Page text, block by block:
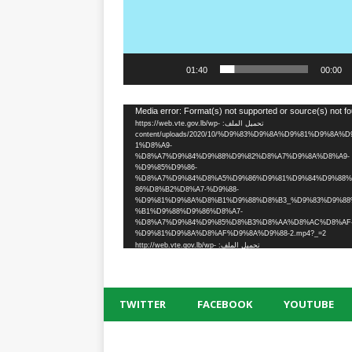
00:00
01:40
Media error: Format(s) not supported or source(s) not
تحميل الملف: https://web.vte.gov.lb/wp-
content/uploads/2020/10/
1%D8%A9-
%D8%A7%D9%84%D9%88%D9%82%D8%A7%D9%8A%D8%A9-
%D9%85%D9%86-
86%D8%B2%D8%A7-%D9%88-
%B1%D9%88%D9%86%D8%A7-
%D9%81%D9%8A%D8%AF%D9%8A%D9%88-2.mp4?_=2
تحميل الملف: http://web.vte.gov.lb/wp-
%D9%85%D9%86-
YOUTUBE
FACEBOOK
TWITTER